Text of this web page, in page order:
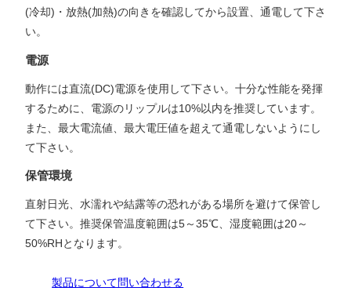
(冷却)・放熱(加熱)の向きを確認してから設置、通電して下さ
い。
電源
動作には直流(DC)電源を使用して下さい。十分な性能を発揮
するために、電源のリップルは10%以内を推奨しています。
また、最大電流値、最大電圧値を超えて通電しないようにし
て下さい。
保管環境
直射日光、水濡れや結露等の恐れがある場所を避けて保管し
て下さい。推奨保管温度範囲は5～35℃、湿度範囲は20～
50%RHとなります。
製品について問い合わせる